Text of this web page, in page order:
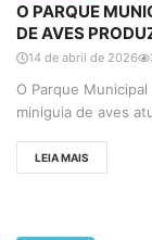
O PARQUE
DE AVES
14 de abril de 2026
O Parque
miniguia de aves
LEIA MAIS